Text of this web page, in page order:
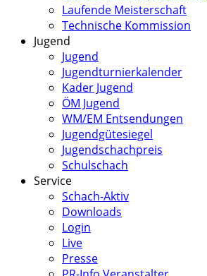
Laufende Meisterschaft
Technische Kommission
Jugend
Jugend
Jugendturnierkalender
Kader Jugend
ÖM Jugend
WM/EM Entsendungen
Jugendgütesiegel
Jugendschachpreis
Schulschach
Service
Schach-Aktiv
Downloads
Login
Live
Presse